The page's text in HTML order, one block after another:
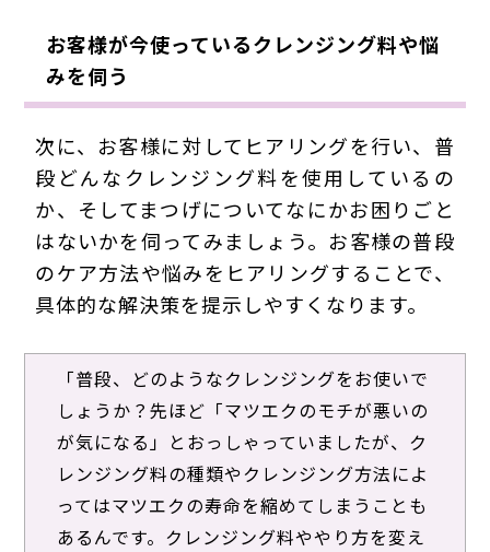
お客様が今使っているクレンジング料や悩
みを伺う
次に、お客様に対してヒアリングを行い、普
段どんなクレンジング料を使用しているの
か、そしてまつげについてなにかお困りごと
はないかを伺ってみましょう。お客様の普段
のケア方法や悩みをヒアリングすることで、
具体的な解決策を提示しやすくなります。
「普段、どのようなクレンジングをお使いで
しょうか？先ほど「マツエクのモチが悪いの
が気になる」とおっしゃっていましたが、ク
レンジング料の種類やクレンジング方法によ
ってはマツエクの寿命を縮めてしまうことも
あるんです。クレンジング料ややり方を変え